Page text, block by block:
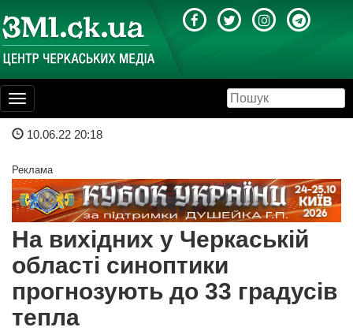
Toggle
navigation
10.06.22 20:18
Реклама
На вихідних у Черкаській
області синоптики
прогнозують до 33 градусів
тепла